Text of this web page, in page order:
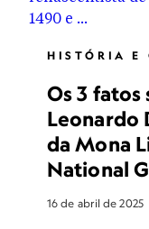
HISTÓRIA E
Os 3 fatos
Leonardo
da Mona
National
16 de abril de 2025